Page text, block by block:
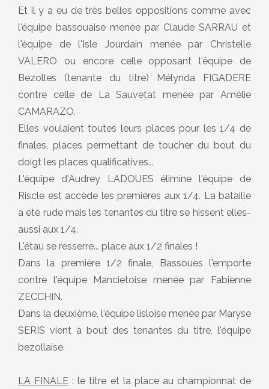
Et il y a eu de très belles oppositions comme avec
l'équipe bassouaise menée par Claude SARRAU et
l'équipe de l'Isle Jourdain menée par Christelle
VALERO ou encore celle opposant l'équipe de
Bezolles (tenante du titre) Mélynda FIGADERE
contre celle de La Sauvetat menée par Amélie
CAMARAZO.
Elles voulaient toutes leurs places pour les 1/4 de
finales, places permettant de toucher du bout du
doigt les places qualificatives...
L'équipe d'Audrey LADOUES élimine l'équipe de
Riscle est accède les premières aux 1/4. La bataille
a été rude mais les tenantes du titre se hissent elles-
aussi aux 1/4.
L'étau se resserre... place aux 1/2 finales !
Dans la première 1/2 finale, Bassoues l'emporte
contre l'équipe Mancietoise menée par Fabienne
ZECCHIN.
Dans la deuxième, l'équipe lisloise menée par Maryse
SERIS vient à bout des tenantes du titre, l'équipe
bezollaise.
LA FINALE : le titre et la place au championnat de